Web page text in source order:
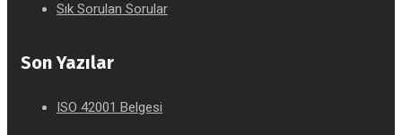
Sık Sorulan Sorular
Son Yazılar
ISO 42001 Belgesi